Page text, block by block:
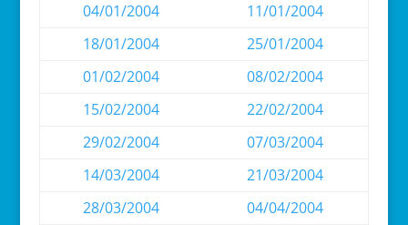
04/01/2004
11/01/2004
18/01/2004
25/01/2004
01/02/2004
08/02/2004
15/02/2004
22/02/2004
29/02/2004
07/03/2004
14/03/2004
21/03/2004
28/03/2004
04/04/2004